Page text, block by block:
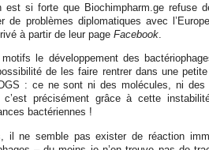
est si forte que Biochimpharm.ge refuse
de problèmes diplomatiques avec
à partir de leur page Facebook
motifs le développement des
de les faire rentrer dans une
: ce ne sont ni des molécules, ni des
précisément grâce à cette
bactériennes !
il ne semble pas exister de réaction